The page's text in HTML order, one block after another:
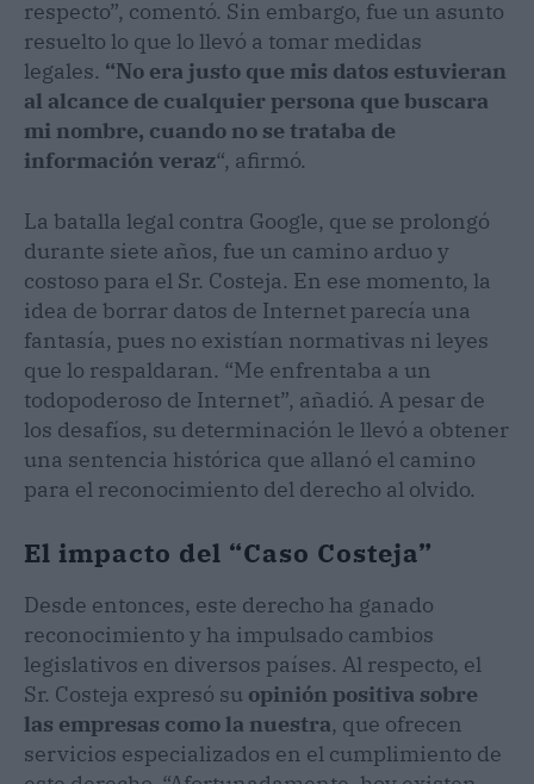
respecto”, comentó. Sin embargo, fue un asunto
resuelto lo que lo llevó a tomar medidas
legales. “No era justo que mis datos estuvieran
al alcance de cualquier persona que buscara
mi nombre, cuando no se trataba de
información veraz“, afirmó.
La batalla legal contra Google, que se prolongó
durante siete años, fue un camino arduo y
costoso para el Sr. Costeja. En ese momento, la
idea de borrar datos de Internet parecía una
fantasía, pues no existían normativas ni leyes
que lo respaldaran. “Me enfrentaba a un
todopoderoso de Internet”, añadió. A pesar de
los desafíos, su determinación le llevó a obtener
una sentencia histórica que allanó el camino
para el reconocimiento del derecho al olvido.
El impacto del “Caso Costeja”
Desde entonces, este derecho ha ganado
reconocimiento y ha impulsado cambios
legislativos en diversos países. Al respecto, el
Sr. Costeja expresó su opinión positiva sobre
las empresas como la nuestra, que ofrecen
servicios especializados en el cumplimiento de